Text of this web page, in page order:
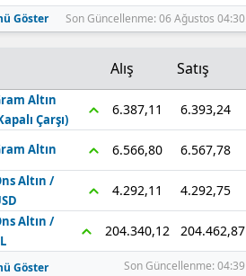
Göster Son Güncellenme: 06 Ağustos 04:30
Alış Satış
Altın
Çarşı)
6.387,11 6.393,24
Altın 6.566,80 6.567,78
Altın /
4.292,11 4.292,75
Altın /
204.340,12 204.462,87
Göster Son Güncellenme: 04:39